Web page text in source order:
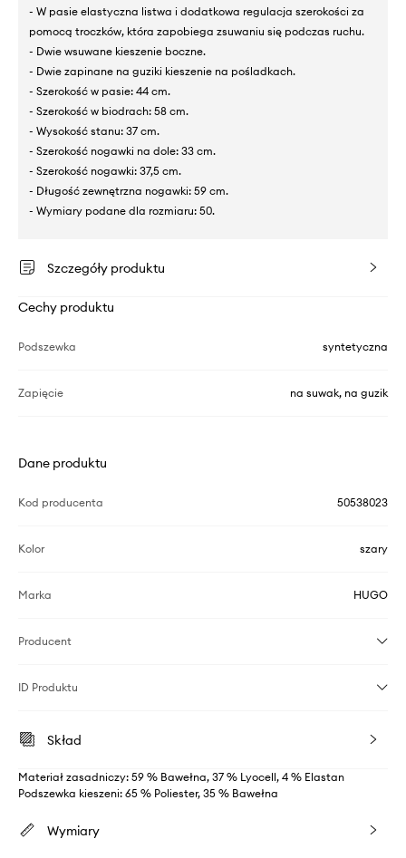
- W pasie elastyczna listwa i dodatkowa regulacja szerokości za
pomocą troczków, która zapobiega zsuwaniu się podczas ruchu.
- Dwie wsuwane kieszenie boczne.
- Dwie zapinane na guziki kieszenie na pośladkach.
- Szerokość w pasie: 44 cm.
- Szerokość w biodrach: 58 cm.
- Wysokość stanu: 37 cm.
- Szerokość nogawki na dole: 33 cm.
- Szerokość nogawki: 37,5 cm.
- Długość zewnętrzna nogawki: 59 cm.
- Wymiary podane dla rozmiaru: 50.
Szczegóły produktu
Cechy produktu
Podszewka syntetyczna
Zapięcie na suwak, na guzik
Dane produktu
Kod producenta 50538023
Kolor szary
Marka HUGO
Producent
ID Produktu
Skład
Materiał zasadniczy: 59 % Bawełna, 37 % Lyocell, 4 % Elastan
Podszewka kieszeni: 65 % Poliester, 35 % Bawełna
Wymiary